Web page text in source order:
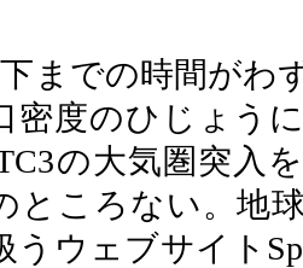
までの時間がわ
密度のひじょう
の大気圏突入
ところない。地
ウェブサイト